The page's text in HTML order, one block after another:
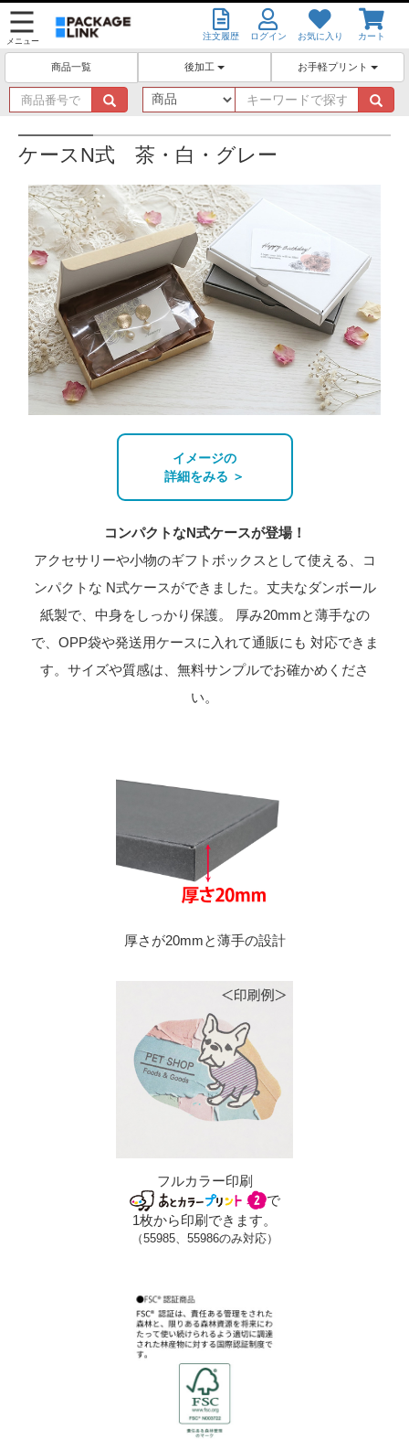
メニュー 注文履歴 ログイン お気に入り カート
商品一覧 後加工 お手軽プリント
商
品
番
号
探
す
キ
ー
ワ
ケースN式 茶・白・グレー
イメージの
詳細をみる ＞
コンパクトなN式ケースが登場！
アクセサリーや小物のギフトボックスとして使える、コ
ンパクトな N式ケースができました。丈夫なダンボール
紙製で、中身をしっかり保護。
厚み20mmと薄手なの
で、OPP袋や発送用ケースに入れて通販にも 対応できま
す。サイズや質感は、無料サンプルでお確かめくださ
い。
厚さが20mmと薄手の設計
フルカラー印刷
で
1枚から印刷できます。
（55985、55986のみ対応）